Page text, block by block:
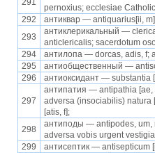
291
pernoxius; ecclesiae
292
антиквар — antiquarius[ii,
293
антиклерикальный —
anticlericalis; sacerdotum
294
антилопа — dorcas, adis, f;
295
антиобщественный —
296
антиоксидант — substantia
297
антипатия — antipathia [ae,
adversa (insociabilis) natura
[atis, f];
298
антиподы — antipodes, um,
adversa vobis urgent
299
антисептик — antisepticum